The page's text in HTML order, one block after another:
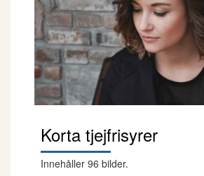
Korta tjejfrisyrer
Innehåller 96 bilder.